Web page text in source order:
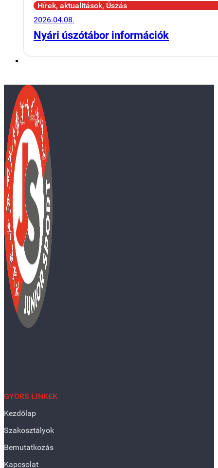
Hírek, aktualitások, Úszás
2026.04.08.
Nyári úszótábor információk
GYORS LINKEK
Kezdőlap
Szakosztályok
Bemutatkozás
Kapcsolat